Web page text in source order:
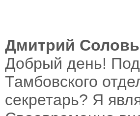
Дмитрий
Добрый день!
Тамбовского
секретарь? Я